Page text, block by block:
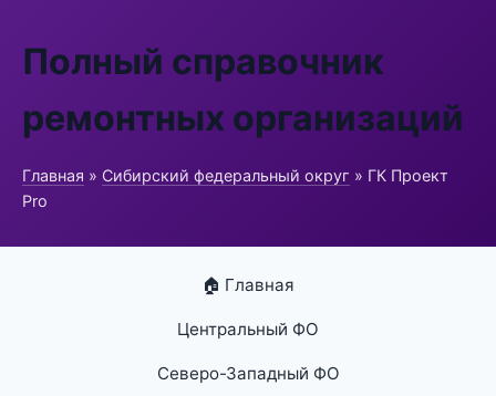
Полный справочник
ремонтных организаций
Главная » Сибирский федеральный округ » ГК Проект
Pro
🏠 Главная
Центральный ФО
Северо-Западный ФО